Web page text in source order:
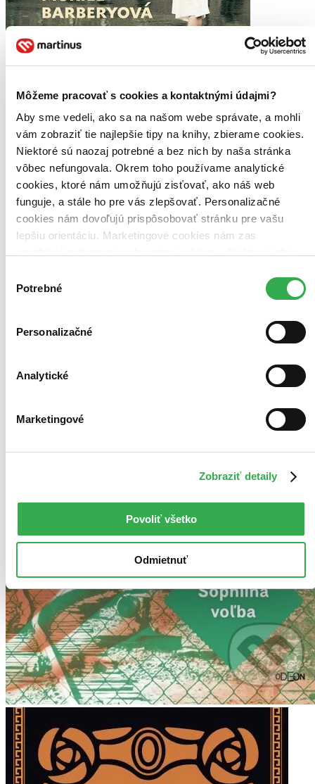
Môžeme pracovať s cookies a kontaktnými údajmi?
Aby sme vedeli, ako sa na našom webe správate, a mohli
vám zobraziť tie najlepšie tipy na knihy, zbierame cookies.
Niektoré sú naozaj potrebné a bez nich by naša stránka
vôbec nefungovala. Okrem toho používame analytické
cookies, ktoré nám umožňujú zisťovať, ako náš web
funguje, a stále ho pre vás zlepšovať. Personalizačné
cookies nám dovoľujú prispôsobovať stránku pre vašu
lepšiu orientáciu. Marketingové cookies nám zas
keby sme mohli používať všetky tieto cookies. Ďakujeme!
súhlasu
Potrebné
Personalizačné
Analytické
Marketingové
Zobraziť detaily
Povoliť všetko
Odmietnuť